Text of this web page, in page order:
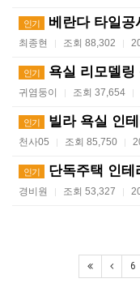
인기 베란다 타일
최종현 | 조회 88,302 |
인기 욕실 리모델링
귀염둥이 | 조회 37,654 |
인기 빌라 욕실 인
천사05 | 조회 85,750 |
인기 단독주택 인
경비원 | 조회 53,327 |
6